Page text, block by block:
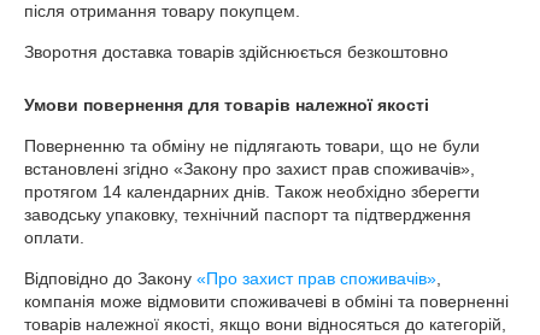
після отримання товару покупцем.
Зворотня доставка товарів здійснюється безкоштовно
Умови повернення для товарів належної якості
Поверненню та обміну не підлягають товари, що не були
встановлені згідно «Закону про захист прав споживачів»,
протягом 14 календарних днів. Також необхідно зберегти
заводську упаковку, технічний паспорт та підтвердження
оплати.
Відповідно до Закону «Про захист прав споживачів»
компанія може відмовити споживачеві в обміні та поверненні
товарів належної якості, якщо вони відносяться до категорій,